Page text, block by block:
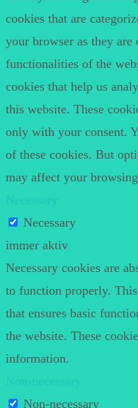
cookies that are
your browser as they
functionalities of the
cookies that help us
this website. These
only with your consent.
of these cookies. But
may affect your
Necessary
immer aktiv
Necessary cookies are
to function properly.
that ensures basic
the website. These
information.
Non-necessary